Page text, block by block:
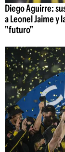
Diego Aguirre:
a Leonel Jaime y
"futuro"